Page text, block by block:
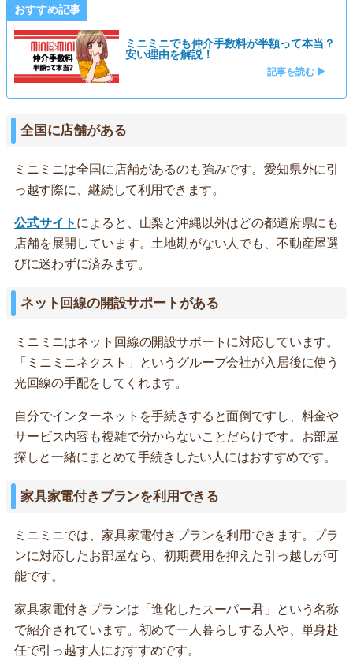
おすすめ記事
ミニミニでも仲介手数料が半額って本当？
安い理由を解説！
記事を読む ▶
全国に店舗がある
ミニミニは全国に店舗があるのも強みです。愛知県外に引
っ越す際に、継続して利用できます。
公式サイト によると、山梨と沖縄以外はどの都道府県にも
店舗を展開しています。土地勘がない人でも、不動産屋選
びに迷わずに済みます。
ネット回線の開設サポートがある
ミニミニはネット回線の開設サポートに対応しています。
「ミニミニネクスト」というグループ会社が入居後に使う
光回線の手配をしてくれます。
自分でインターネットを手続きすると面倒ですし、料金や
サービス内容も複雑で分からないことだらけです。お部屋
探しと一緒にまとめて手続きしたい人にはおすすめです。
家具家電付きプランを利用できる
ミニミニでは、家具家電付きプランを利用できます。プラ
ンに対応したお部屋なら、初期費用を抑えた引っ越しが可
能です。
家具家電付きプランは「進化したスーパー君」という名称
で紹介されています。初めて一人暮らしする人や、単身赴
任で引っ越す人におすすめです。